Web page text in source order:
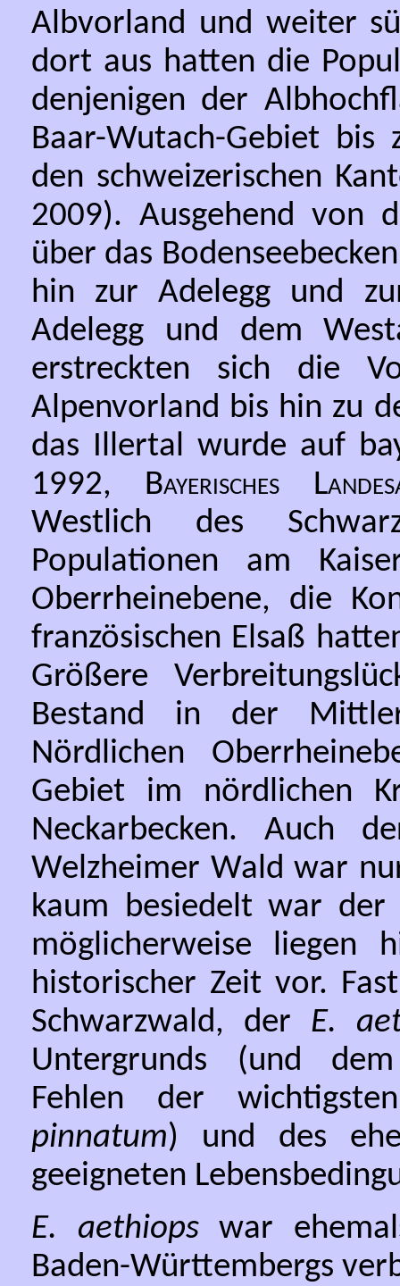
Albvorland und weiter
dort aus hatten die
denjenigen der
Baar-Wutach-Gebiet bis
den schweizerischen
2009). Ausgehend von
über das
hin zur Adelegg und
Adelegg und dem
erstreckten sich die
Alpenvorland bis hin zu
das Illertal wurde auf
1992, Bayerisches
Westlich des
Populationen am
Oberrheinebene, die
französischen Elsaß
Größere
Bestand in der
Nördlichen
Gebiet im nördlichen
Neckarbecken. Auch
Welzheimer Wald war
kaum besiedelt war der
möglicherweise liegen
historischer Zeit vor.
Schwarzwald, der E.
Untergrunds (und
Fehlen der
pinnatum) und des
geeigneten
E. aethiopswar
Baden-Württembergs